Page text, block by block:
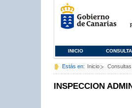
INICIO CONSULTA
Estás en: Inicio Consultas
INSPECCION